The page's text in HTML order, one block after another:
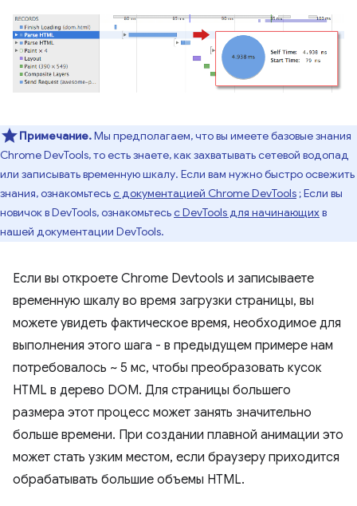
Примечание.Мы предполагаем, что вы имеете базовые знания
Chrome DevTools, то есть знаете, как захватывать сетевой водопад
или записывать временную шкалу. Если вам нужно быстро освежить
знания, ознакомьтесьс документацией Chrome DevTools ; Если вы
новичок в DevTools, ознакомьтесьс DevTools для начинающихв
нашей документации DevTools.
Если вы откроете Chrome Devtools и записываете
временную шкалу во время загрузки страницы, вы
можете увидеть фактическое время, необходимое для
выполнения этого шага - в предыдущем примере нам
потребовалось ~ 5 мс, чтобы преобразовать кусок
HTML в дерево DOM. Для страницы большего
размера этот процесс может занять значительно
больше времени. При создании плавной анимации это
может стать узким местом, если браузеру приходится
обрабатывать большие объемы HTML.